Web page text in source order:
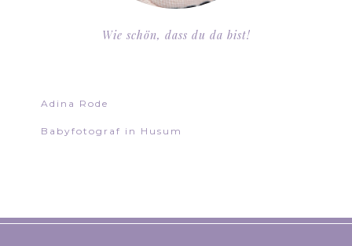
Wie schön, dass du da bist!
Adina Rode
Babyfotograf in Husum